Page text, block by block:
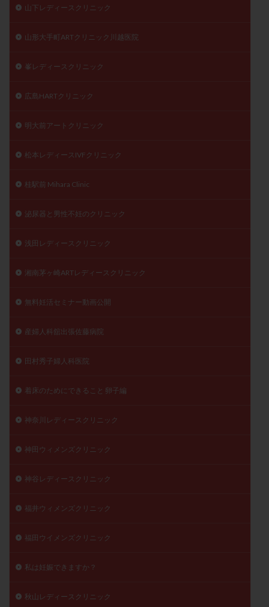
山下レディースクリニック
山形大手町ARTクリニック川越医院
峯レディースクリニック
広島HARTクリニック
明大前アートクリニック
松本レディースIVFクリニック
桂駅前 Mihara Clinic
泌尿器と男性不妊のクリニック
浅田レディースクリニック
湘南茅ヶ崎ARTレディースクリニック
無料妊活セミナー動画公開
産婦人科舘出張佐藤病院
田村秀子婦人科医院
着床のためにできること 卵子編
神奈川レディースクリニック
神田ウィメンズクリニック
神谷レディースクリニック
福井ウィメンズクリニック
福田ウイメンズクリニック
私は妊娠できますか？
秋山レディースクリニック